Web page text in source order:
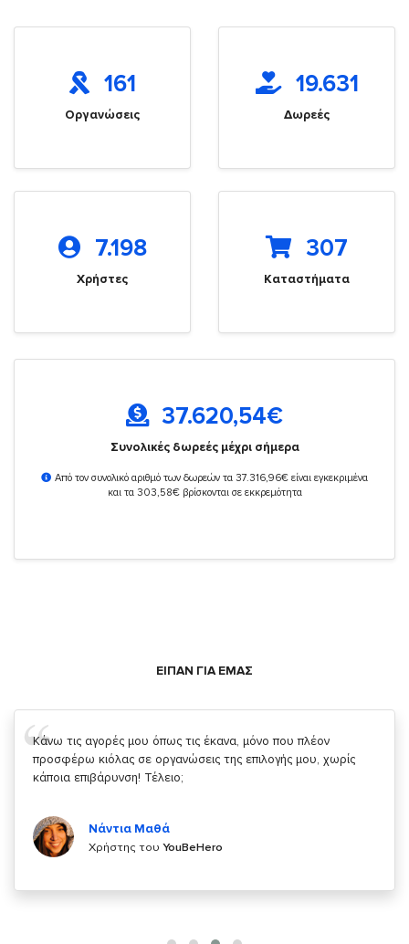
161
Οργανώσεις
19.631
Δωρεές
7.198
Χρήστες
307
Καταστήματα
37.620,54€
Συνολικές δωρεές μέχρι σήμερα
Από τον συνολικό αριθμό των δωρεών τα 37.316,96€ είναι εγκεκριμένα
και τα 303,58€ βρίσκονται σε εκκρεμότητα
ΕΙΠΑΝ ΓΙΑ ΕΜΑΣ
Σας ευχαριστώ που μας δίνετε την δυνατότητα να κάνουμε
κάτι!
Χρήστης τουYouBeHero